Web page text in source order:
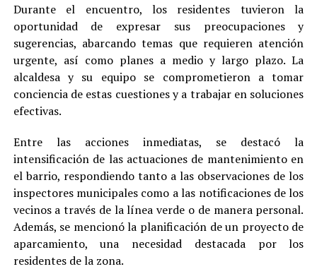
Durante el encuentro, los residentes tuvieron la
oportunidad de expresar sus preocupaciones y
sugerencias, abarcando temas que requieren atención
urgente, así como planes a medio y largo plazo. La
alcaldesa y su equipo se comprometieron a tomar
conciencia de estas cuestiones y a trabajar en soluciones
efectivas.
Entre las acciones inmediatas, se destacó la
intensificación de las actuaciones de mantenimiento en
el barrio, respondiendo tanto a las observaciones de los
inspectores municipales como a las notificaciones de los
vecinos a través de la línea verde o de manera personal.
Además, se mencionó la planificación de un proyecto de
aparcamiento, una necesidad destacada por los
residentes de la zona.